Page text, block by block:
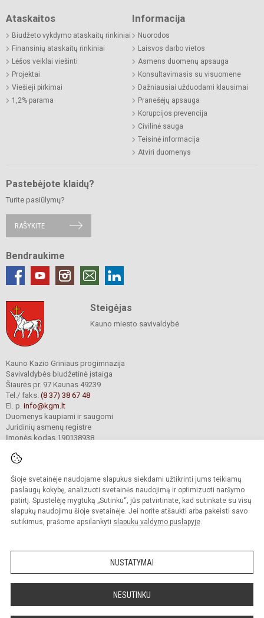
Šioje svetainėje naudojame slapukus siekdami užtikrinti jums teikiamų
paslaugų kokybę, analizuoti svetainės naudojimą ir optimizuoti naršymo
patirtį. Spustelėję mygtuką „Sutinku“, jūs patvirtinate, kad sutinkate su visų
slapukų naudojimu šioje svetainėje. Jei norite atšaukti arba pakeisti savo
sutikimus, prašome apsilankyti slapukų valdymo puslapyje.
NUSTATYMAI
NESUTINKU
Ataskaitos
Biudžeto vykdymo ataskaitų rinkiniai
Finansinių ataskaitų rinkiniai
Lėšos veiklai viešinti
Projektai
Viešieji pirkimai
1,2% parama
Informacija
Nuorodos
Laisvos darbo vietos
Asmens duomenų apsauga
Konsultavimasis su visuomene
Dažniausiai užduodami klausimai
Pranešėjų apsauga
Korupcijos prevencija
Civilinė sauga
Teisinė informacija
Atviri duomenys
Pastebėjote klaidų?
Turite pasiūlymų?
RAŠYKITE
Bendraukime
Steigėjas
Kauno miesto savivaldybė
Kauno Kazio Griniaus progimnazija
Savivaldybės biudžetinė įstaiga
Šiaurės pr. 97 Kaunas 49239
Tel./ faks. (8 37) 38 67 48
El. p. info@kgm.lt
Duomenys kaupiami ir saugomi
Juridinių asmenų registre
Įmonės kodas 190138938
© 2024. Kauno Kazio Griniaus progimnazija. Visos teisės saugomos.
Kopijuoti turinį be raštiško progimnazijos sutikimo griežtai draudžiama.
Prieinamumo paraiška Slapukų valdymas
Sumanus būdas atnaujinti